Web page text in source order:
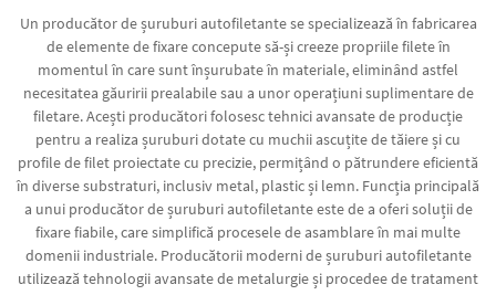
Un producător de șuruburi autofiletante se specializează în fabricarea
de elemente de fixare concepute să-și creeze propriile filete în
momentul în care sunt înșurubate în materiale, eliminând astfel
necesitatea găuririi prealabile sau a unor operațiuni suplimentare de
filetare. Acești producători folosesc tehnici avansate de producție
pentru a realiza șuruburi dotate cu muchii ascuțite de tăiere și cu
profile de filet proiectate cu precizie, permițând o pătrundere eficientă
în diverse substraturi, inclusiv metal, plastic și lemn. Funcția principală
a unui producător de șuruburi autofiletante este de a oferi soluții de
fixare fiabile, care simplifică procesele de asamblare în mai multe
domenii industriale. Producătorii moderni de șuruburi autofiletante
utilizează tehnologii avansate de metalurgie și procedee de tratament